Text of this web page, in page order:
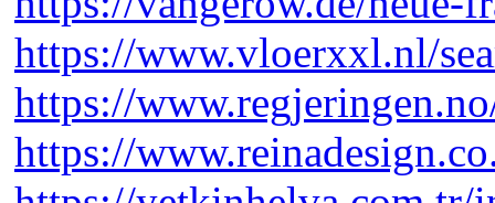
https://www.vloerxxl.nl/
https://
https://